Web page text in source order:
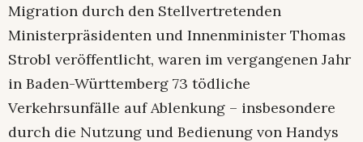
Migration durch den Stellvertretenden
Ministerpräsidenten und Innenminister Thomas
Strobl veröffentlicht, waren im vergangenen Jahr
in Baden-Württemberg 73 tödliche
Verkehrsunfälle auf Ablenkung – insbesondere
durch die Nutzung und Bedienung von Handys